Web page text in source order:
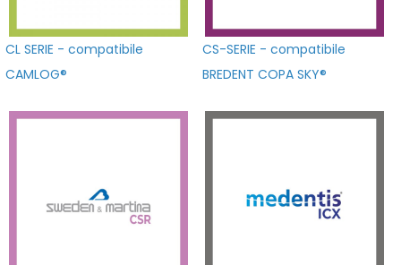
CL SERIE - compatibile
CAMLOG®
CS-SERIE - compatibile
BREDENT COPA SKY®